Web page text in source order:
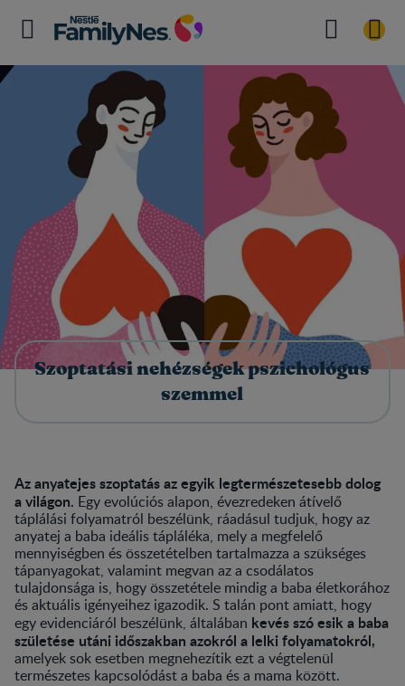
Szoptatási nehézségek pszichológus
szemmel
Az anyatejes szoptatás az egyik legtermészetesebb dolog
a világon. Egy evolúciós alapon, évezredeken átívelő
táplálási folyamatról beszélünk, ráadásul tudjuk, hogy az
anyatej a baba ideális tápláléka, mely a megfelelő
mennyiségben és összetételben tartalmazza a szükséges
tápanyagokat, valamint megvan az a csodálatos
tulajdonsága is, hogy összetétele mindig a baba életkorához
és aktuális igényeihez igazodik. S talán pont amiatt, hogy
egy evidenciáról beszélünk, általában kevés szó esik a baba
születése utáni időszakban azokról a lelki folyamatokról,
amelyek sok esetben megnehezítik ezt a végtelenül
természetes kapcsolódást a baba és a mama között.